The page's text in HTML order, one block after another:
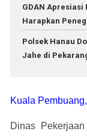
GDAN Apresiasi
Harapkan
Polsek Hanau
Jahe di
Kuala
Dinas